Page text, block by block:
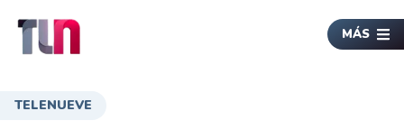
MÁS
TELENUEVE